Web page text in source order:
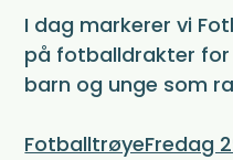
I dag markerer vi
på fotballdrakter
barn og unge som
FotballtrøyeFredag